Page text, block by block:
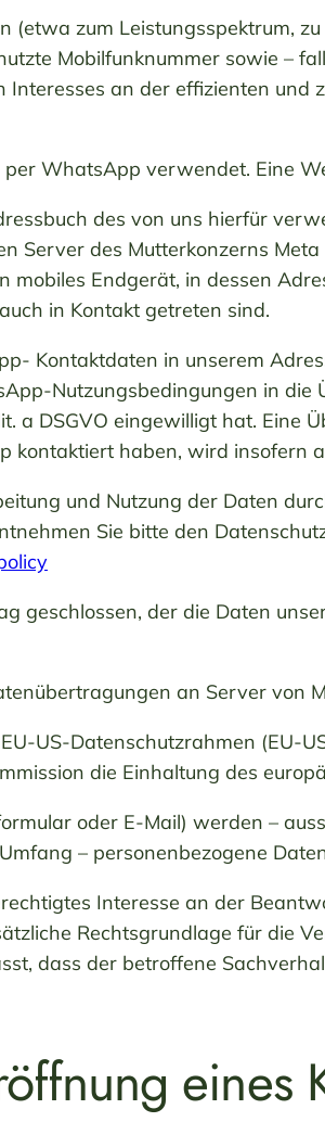
zum Leistungsspektrum,
Mobilfunknummer sowie –
an der effizienten
WhatsApp verwendet. Eine
des von uns hierfür
Server des Mutterkonzerns
Endgerät, in dessen
in Kontakt getreten sind.
Kontaktdaten in unserem
Nutzungsbedingungen in
DSGVO eingewilligt hat. Eine
haben, wird insofern
und Nutzung der Daten
Sie bitte den
der die Daten
an Server von
US-Datenschutzrahmen (EU-
die Einhaltung des
oder E-Mail) werden –
– personenbezogene
Interesse an der
Rechtsgrundlage für die
dass der betroffene
eines